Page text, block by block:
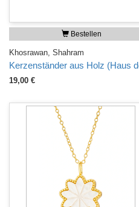
Bestellen
Khosrawan, Shahram
Kerzenständer aus Holz (Haus
19,00 €